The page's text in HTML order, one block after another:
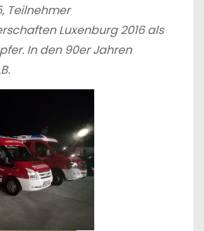
Teilnehmer
Luxenburg 2016 als
In den 90er Jahren